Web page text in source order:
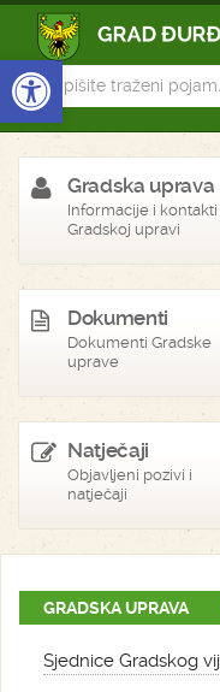
Open toolbar
Gradska uprava
Informacije i kontakti
Gradskoj upravi
Dokumenti
Dokumenti Gradske
uprave
Natječaji
Objavljeni pozivi i
natječaji
GRADSKA UPRAVA
Sjednice Gradskog